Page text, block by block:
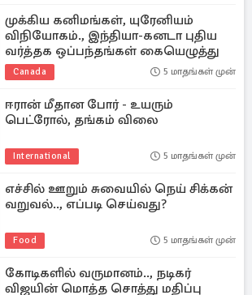
முக்கிய கனிமங்கள், யுரேனியம்
விநியோகம்., இந்தியா-கனடா புதிய
வர்த்தக ஒப்பந்தங்கள் கையெழுத்து
Canada 5 மாதங்கள் முன்
ஈரான் மீதான போர் - உயரும்
பெட்ரோல், தங்கம் விலை
International 5 மாதங்கள் முன்
எச்சில் ஊறும் சுவையில் நெய் சிக்கன்
வறுவல்.., எப்படி செய்வது?
Food 5 மாதங்கள் முன்
கோடிகளில் வருமானம்.., நடிகர்
விஜயின் மொத்த சொத்து மதிப்பு